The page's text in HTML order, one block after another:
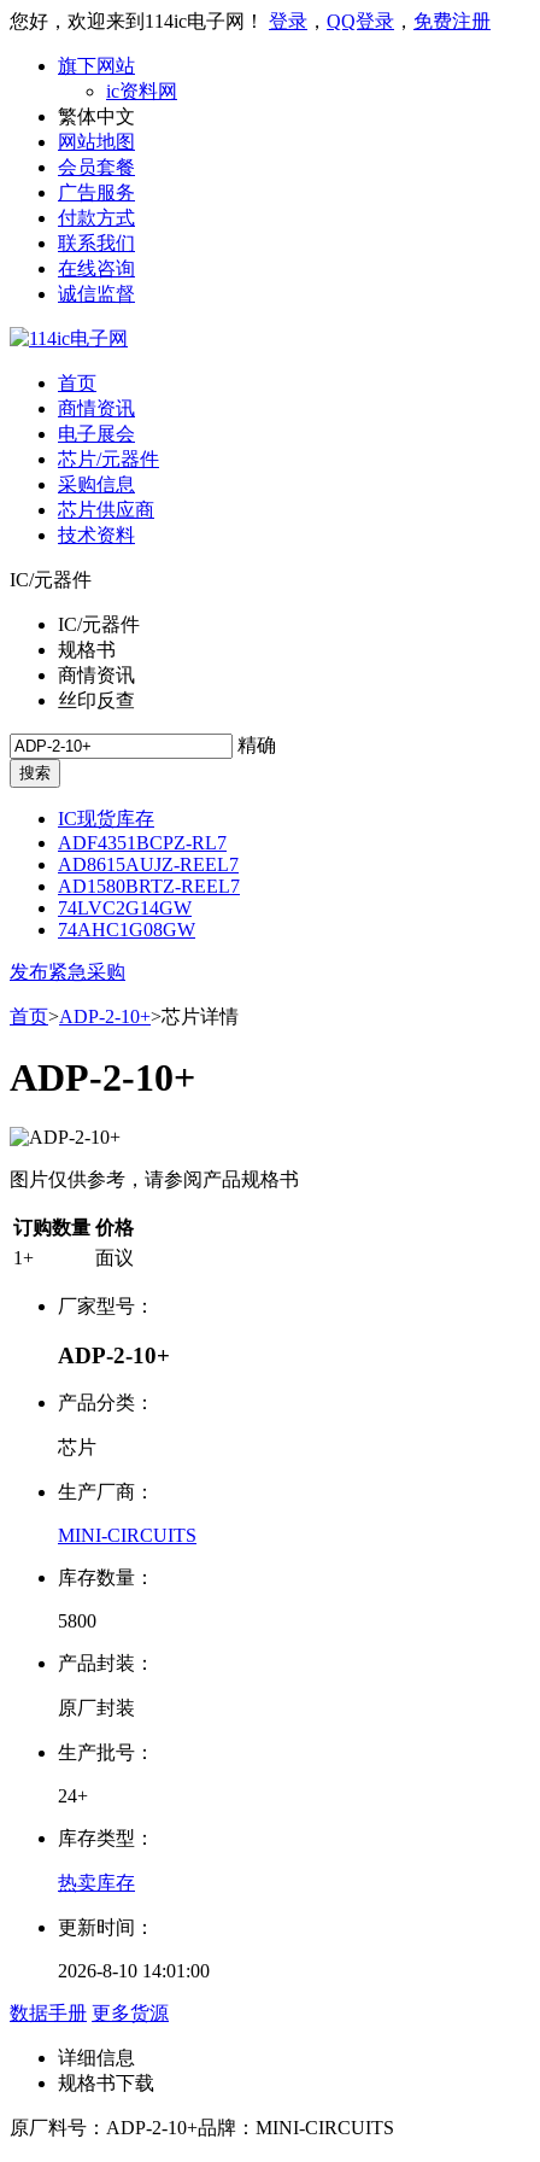
您好，欢迎来到114ic电子网！ 登录 ， QQ登录 ， 免费注册
旗下网站
ic资料网
繁体中文
网站地图
会员套餐
广告服务
付款方式
联系我们
在线咨询
诚信监督
首页
商情资讯
电子展会
芯片/元器件
采购信息
芯片供应商
技术资料
IC/元器件
IC/元器件
规格书
商情资讯
丝印反查
精确
IC现货库存
ADF4351BCPZ-RL7
AD8615AUJZ-REEL7
AD1580BRTZ-REEL7
74LVC2G14GW
74AHC1G08GW
发布紧急采购
首页>ADP-2-10+>芯片详情
ADP-2-10+
图片仅供参考，请参阅产品规格书
订购数量 价格
1+
面议
厂家型号：
ADP-2-10+
产品分类：
芯片
生产厂商：
MINI-CIRCUITS
库存数量：
5800
产品封装：
原厂封装
生产批号：
24+
库存类型：
热卖库存
更新时间：
2026-8-10 14:01:00
数据手册 更多货源
详细信息
规格书下载
原厂料号： ADP-2-10+品牌： MINI-CIRCUITS